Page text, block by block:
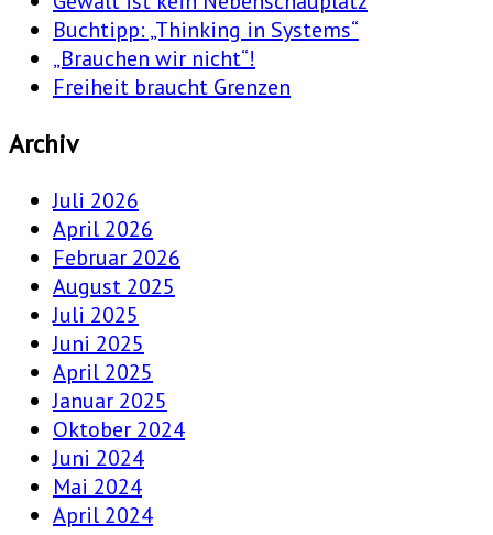
Buchtipp: „Thinking in Systems“
„Brauchen wir nicht“!
Freiheit braucht Grenzen
Archiv
Juli 2026
April 2026
Februar 2026
August 2025
Juli 2025
Juni 2025
April 2025
Januar 2025
Oktober 2024
Juni 2024
Mai 2024
April 2024